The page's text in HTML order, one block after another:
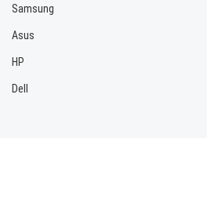
Samsung
Asus
HP
Dell